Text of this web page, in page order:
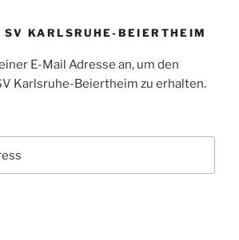
SV KARLSRUHE-BEIERTHEIM
E-Mail Adresse an, um den
Karlsruhe-Beiertheim zu erhalten.